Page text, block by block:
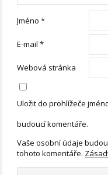
Jméno*
E-mail*
Webová stránka
Uložit do prohlížeče
budoucí komentáře.
Vaše osobní údaje
tohoto komentáře.